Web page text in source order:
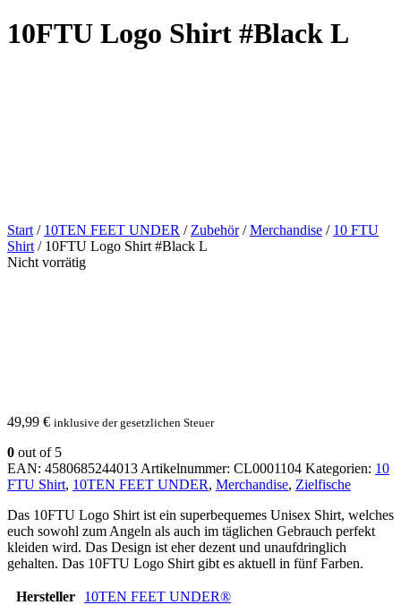
10FTU Logo Shirt #Black L
Start / 10TEN FEET UNDER / Zubehör/Merchandise / 10 FTU
Shirt / 10FTU Logo Shirt #Black L
Nicht vorrätig
49,99 € inklusive der gesetzlichen Steuer
0 out of 5
EAN: 4580685244013 Artikelnummer: CL0001104 Kategorien: 10
FTU Shirt, 10TEN FEET UNDER, Merchandise, Zielfische
Das 10FTU Logo Shirt ist ein superbequemes Unisex Shirt, welches
euch sowohl zum Angeln als auch im täglichen Gebrauch perfekt
kleiden wird. Das Design ist eher dezent und unaufdringlich
gehalten. Das 10FTU Logo Shirt gibt es aktuell in fünf Farben.
Hersteller
10TEN FEET UNDER®